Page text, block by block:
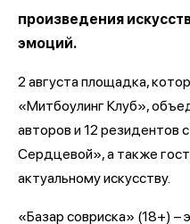
произведения
эмоций.
2 августа площадка,
«Митбоулинг Клуб»,
авторов и 12 резидентов
Сердцевой», а также
актуальному искусству.
«Базар совриска» (18+)